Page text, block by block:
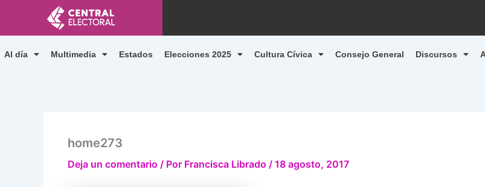
contenido
Al día Multimedia Estados Elecciones 2025 Cultura Cívica Consejo General Discursos
home273
Deja un comentario / Por Francisca Librado / 18 agosto, 2017